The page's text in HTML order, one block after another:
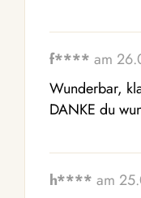
f**** am
Wunderbar,
DANKE du
h**** am